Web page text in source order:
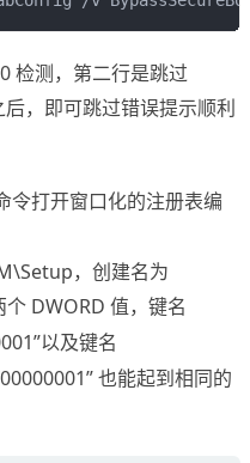
检测，第二行是跳过
，即可跳过错误提示顺利
令打开窗口化的注册表编
，创建名为
DWORD 值，键名
以及键名
也能起到相同的